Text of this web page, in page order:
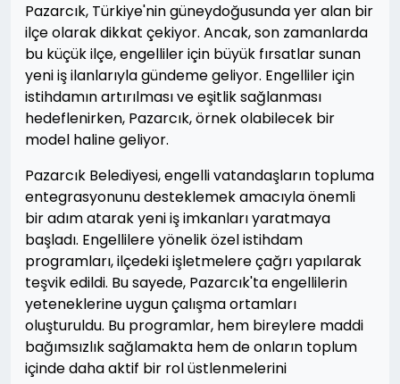
Pazarcık, Türkiye'nin güneydoğusunda yer alan bir
ilçe olarak dikkat çekiyor. Ancak, son zamanlarda
bu küçük ilçe, engelliler için büyük fırsatlar sunan
yeni iş ilanlarıyla gündeme geliyor. Engelliler için
istihdamın artırılması ve eşitlik sağlanması
hedeflenirken, Pazarcık, örnek olabilecek bir
model haline geliyor.
Pazarcık Belediyesi, engelli vatandaşların topluma
entegrasyonunu desteklemek amacıyla önemli
bir adım atarak yeni iş imkanları yaratmaya
başladı. Engellilere yönelik özel istihdam
programları, ilçedeki işletmelere çağrı yapılarak
teşvik edildi. Bu sayede, Pazarcık'ta engellilerin
yeteneklerine uygun çalışma ortamları
oluşturuldu. Bu programlar, hem bireylere maddi
bağımsızlık sağlamakta hem de onların toplum
içinde daha aktif bir rol üstlenmelerini